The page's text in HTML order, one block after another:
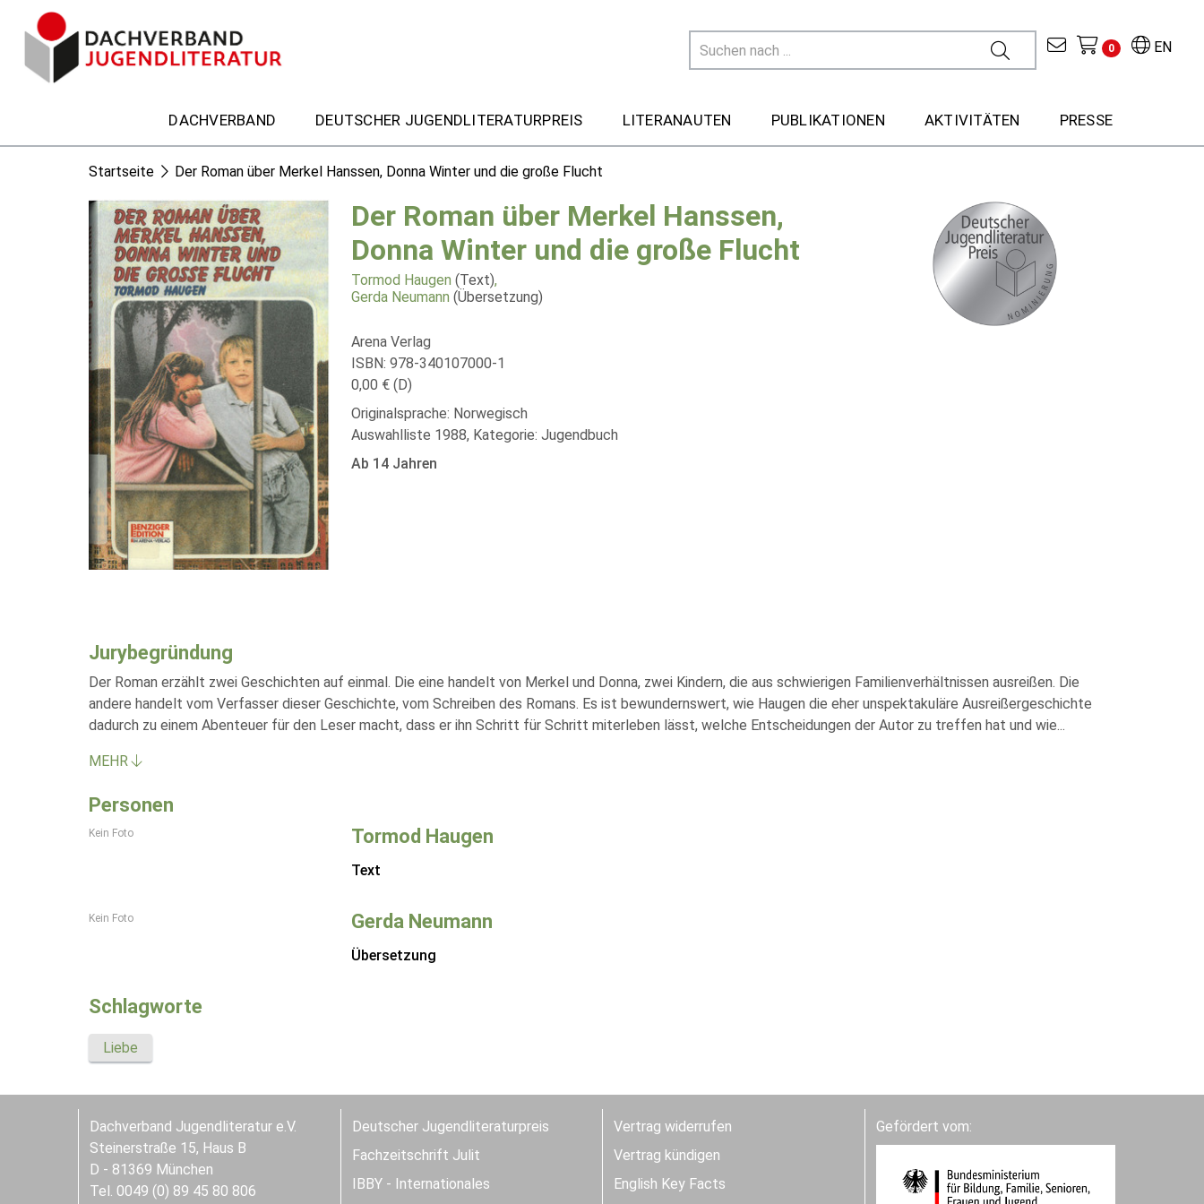
EN
0
DACHVERBAND DEUTSCHER JUGENDLITERATURPREIS LITERANAUTEN PUBLIKATIONEN AKTIVITÄTEN PRESSE
Startseite Der Roman über Merkel Hanssen, Donna Winter und die große Flucht
Der Roman über Merkel Hanssen,
Donna Winter und die große Flucht
Tormod Haugen (Text),
Gerda Neumann (Übersetzung)
Arena Verlag
ISBN: 978-340107000-1
0,00 € (D)
Originalsprache: Norwegisch
Auswahlliste 1988, Kategorie: Jugendbuch
Ab 14 Jahren
Jurybegründung
Der Roman erzählt zwei Geschichten auf einmal. Die eine handelt von Merkel und Donna, zwei Kindern, die aus schwierigen Familienverhältnissen ausreißen. Die
andere handelt vom Verfasser dieser Geschichte, vom Schreiben des Romans. Es ist bewundernswert, wie Haugen die eher unspektakuläre Ausreißergeschichte
dadurch zu einem Abenteuer für den Leser macht, dass er ihn Schritt für Schritt miterleben lässt, welche Entscheidungen der Autor zu treffen hat und wie...
MEHR
Personen
Kein Foto Tormod Haugen
Text
Kein Foto Gerda Neumann
Übersetzung
Schlagworte
Liebe
Dachverband Jugendliteratur e.V.
Steinerstraße 15, Haus B
D - 81369 München
Tel. 0049 (0) 89 45 80 806
Deutscher Jugendliteraturpreis
Fachzeitschrift Julit
IBBY - Internationales
Vertrag widerrufen
Vertrag kündigen
English Key Facts
Gefördert vom: